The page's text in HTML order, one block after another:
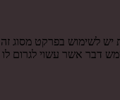
לשימוש בפרקט מסוג
אשר עשוי לגרום לו